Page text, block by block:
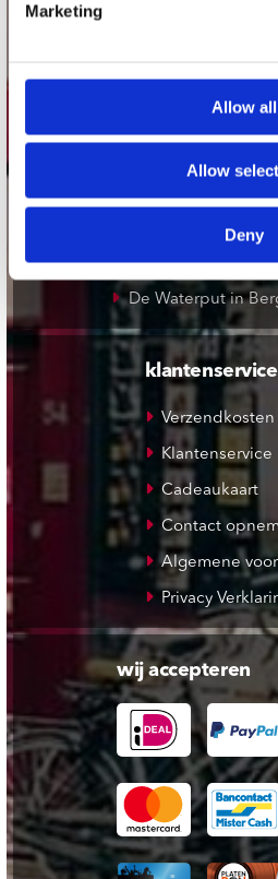
Marketing
Allow all
Allow
Deny
Plato Utrecht
Plato Rotterdam
Plato Apeldoorn /
De Waterput in
klantenservice
Verzendkosten
Klantenservice
Cadeaukaart
Contact
Algemene
Privacy
wij accepteren